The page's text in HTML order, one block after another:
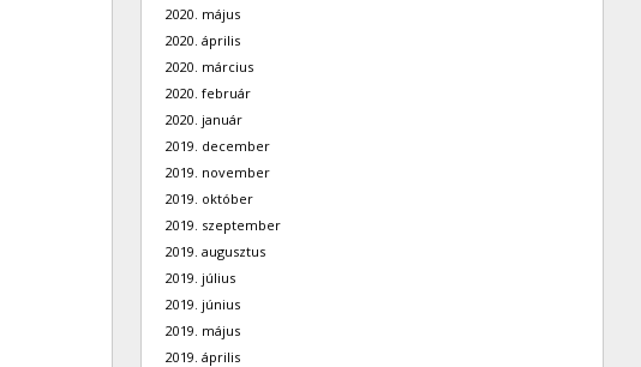
2020. május
2020. április
2020. március
2020. február
2020. január
2019. december
2019. november
2019. október
2019. szeptember
2019. augusztus
2019. július
2019. június
2019. május
2019. április